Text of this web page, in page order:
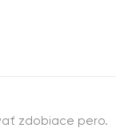
zdobiace pero.